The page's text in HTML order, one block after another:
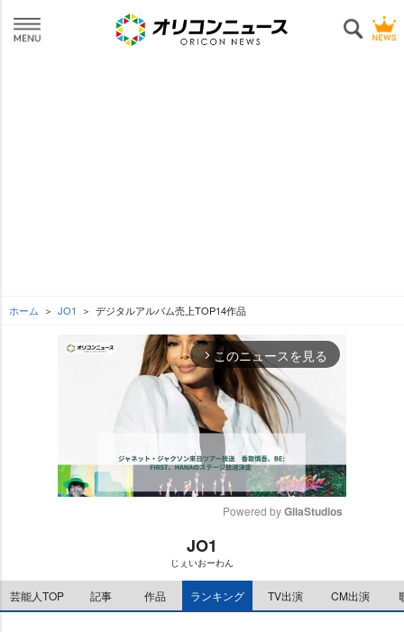
ホーム JO1 デジタルアルバム売上TOP14作品
arrow_forward_ios このニュースを見る
t
e
Powered by GliaStudios
JO1
じぇいおーわん
芸能人TOP 記事 作品 ランキング TV出演 CM出演